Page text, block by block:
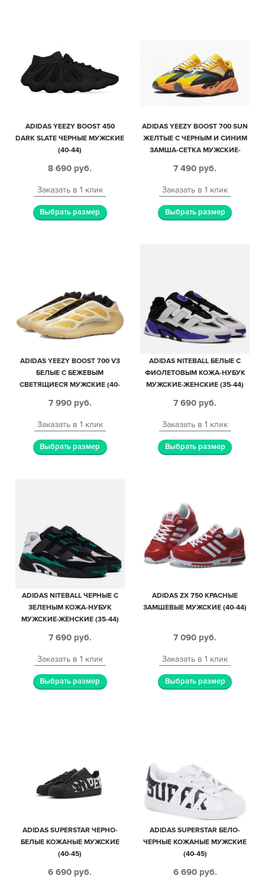
ADIDAS YEEZY BOOST 450
DARK SLATE ЧЕРНЫЕ МУЖСКИЕ
(40-44)
8 690 руб.
Заказать в 1 клик
Выбрать размер
ADIDAS YEEZY BOOST 700 SUN
ЖЕЛТЫЕ С ЧЕРНЫМ И СИНИМ
ЗАМША-СЕТКА МУЖСКИЕ-
7 490 руб.
Заказать в 1 клик
Выбрать размер
ADIDAS YEEZY BOOST 700 V3
БЕЛЫЕ С БЕЖЕВЫМ
СВЕТЯЩИЕСЯ МУЖСКИЕ (40-
7 990 руб.
Заказать в 1 клик
Выбрать размер
ADIDAS NITEBALL БЕЛЫЕ С
ФИОЛЕТОВЫМ КОЖА-НУБУК
МУЖСКИЕ-ЖЕНСКИЕ (35-44)
7 690 руб.
Заказать в 1 клик
Выбрать размер
ADIDAS NITEBALL ЧЕРНЫЕ С
ЗЕЛЕНЫМ КОЖА-НУБУК
МУЖСКИЕ-ЖЕНСКИЕ (35-44)
7 690 руб.
Заказать в 1 клик
Выбрать размер
ADIDAS ZX 750 КРАСНЫЕ
ЗАМШЕВЫЕ МУЖСКИЕ (40-44)
7 090 руб.
Заказать в 1 клик
Выбрать размер
ADIDAS SUPERSTAR ЧЕРНО-
БЕЛЫЕ КОЖАНЫЕ МУЖСКИЕ
(40-45)
6 690 руб.
ADIDAS SUPERSTAR БЕЛО-
ЧЕРНЫЕ КОЖАНЫЕ МУЖСКИЕ
(40-45)
6 690 руб.